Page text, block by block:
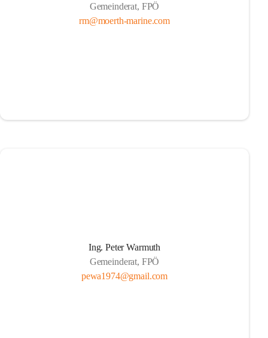
Gemeinderat, FPÖ
rm@moerth-marine.com
Ing. Peter Warmuth
Gemeinderat, FPÖ
pewa1974@gmail.com